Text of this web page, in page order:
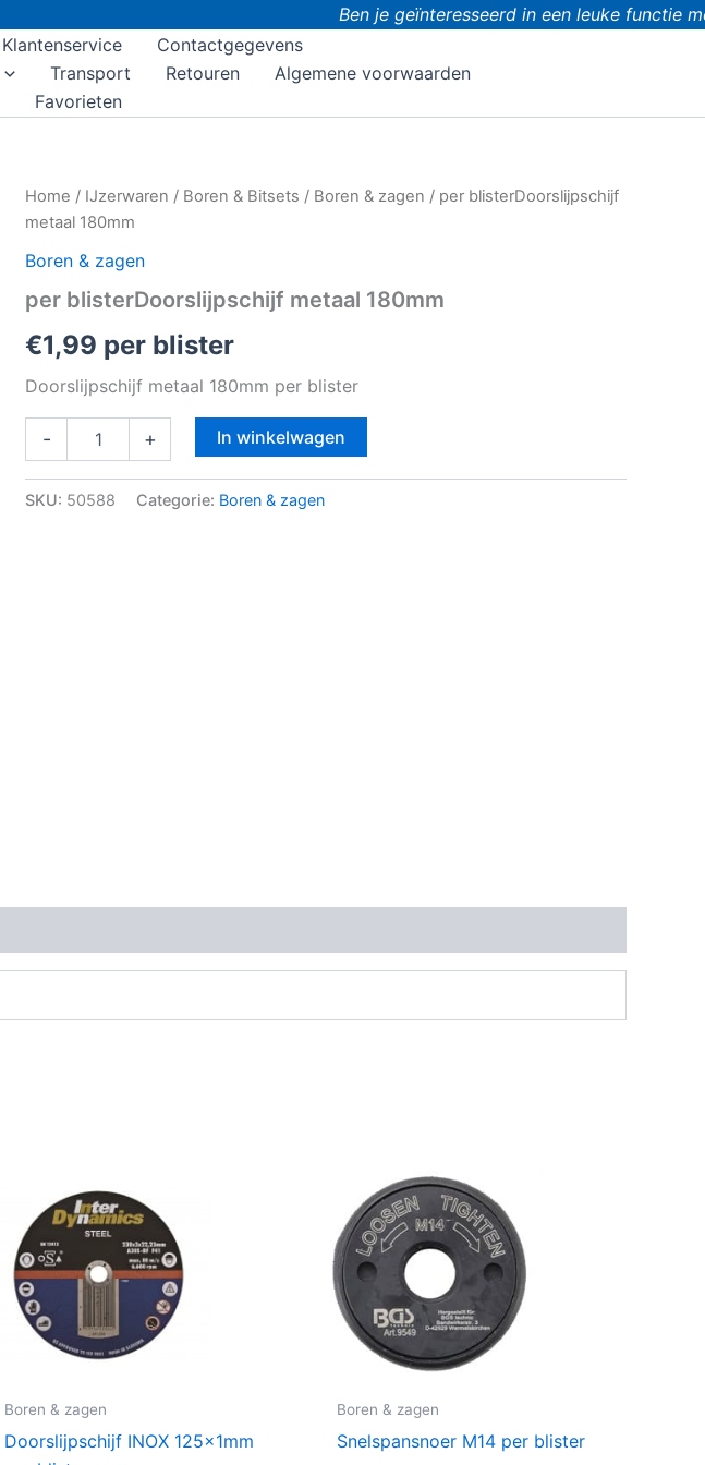
Ben je geïnteresseerd in een leuke functie
Klantenservice
Contactgegevens
Transport Retouren
Algemene voorwaarden
Favorieten
Home / IJzerwaren / Boren & Bitsets / Boren & zagen / per blisterDoorslijpschijf
metaal 180mm
Boren & zagen
per blisterDoorslijpschijf metaal 180mm
€1,99 per blister
Doorslijpschijf metaal 180mm per blister
-
per
blisterDoorslijpschijf
180mm
+ In winkelwagen
SKU: 50588 Categorie: Boren & zagen
Boren & zagen
Doorslijpschijf INOX 125x1mm
Boren & zagen
Snelspansnoer M14 per blister